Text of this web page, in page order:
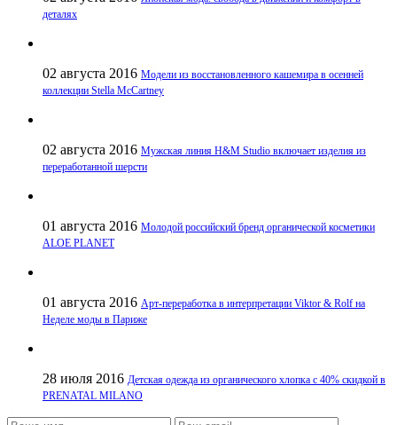
деталях
02 августа 2016 Модели из восстановленного кашемира в осенней
коллекции Stella McCartney
02 августа 2016 Мужская линия H&M Studio включает изделия из
переработанной шерсти
01 августа 2016 Молодой российский бренд органической косметики
ALOE PLANET
01 августа 2016 Арт-переработка в интерпретации Viktor & Rolf на
Неделе моды в Париже
28 июля 2016 Детская одежда из органического хлопка с 40% скидкой в
PRENATAL MILANO